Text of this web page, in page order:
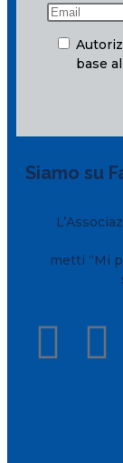
base
Siamo su
metti “Mi